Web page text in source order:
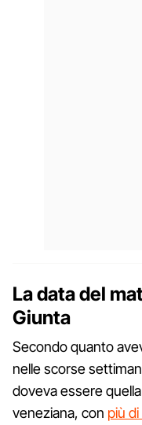
La data del
Giunta
Secondo quanto
nelle scorse
doveva essere
veneziana, con più